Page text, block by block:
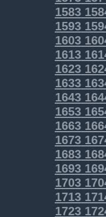
1583
1593
1603
1613
1623
1633
1643
1653
1663
1673
1683
1693
1703
1713
1723